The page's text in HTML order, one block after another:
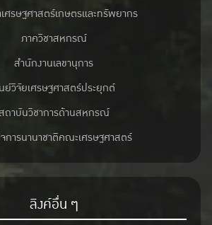
ศรษฐศาสตร์เกษตรและทรัพยากร
ภาควิชาสหกรณ์
สำนักงานเลขานุการ
ย์วิจัยเศรษฐศาสตร์ประยุกต์
ถาบันวิชาการด้านสหกรณ์
การนานาชาติคณะเศรษฐศาสตร์
ลิงค์อื่น ๆ